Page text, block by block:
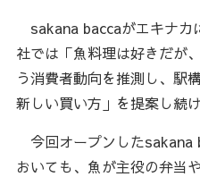
sakana baccaがエキナカ
社では「魚料理は好きだが
う消費者動向を推測し、駅
新しい買い方」を提案し続け
今回オープンしたsakana
おいても、魚が主役の弁当